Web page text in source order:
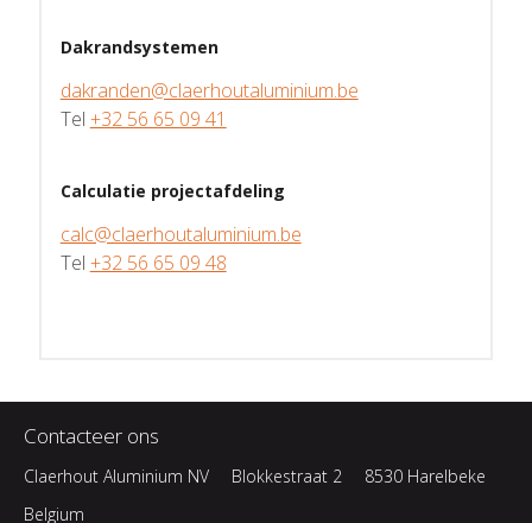
Dakrandsystemen
dakranden@claerhoutaluminium.be
Tel +32 56 65 09 41
Calculatie projectafdeling
calc@claerhoutaluminium.be
Tel +32 56 65 09 48
Contacteer ons
Claerhout Aluminium NV Blokkestraat 2
8530 Harelbeke
Belgium